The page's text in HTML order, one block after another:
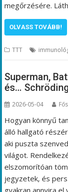
megőrzésére.
OLVASS TOVÁBB!
TTT
Superman,
és…
2026-05-04
Hogyan könnyű
álló hallgató
aki puszta
világot.
elszomorítóan
jegyzetek, és
gyakran annyira